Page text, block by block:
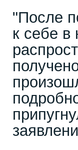
"После
к себе в